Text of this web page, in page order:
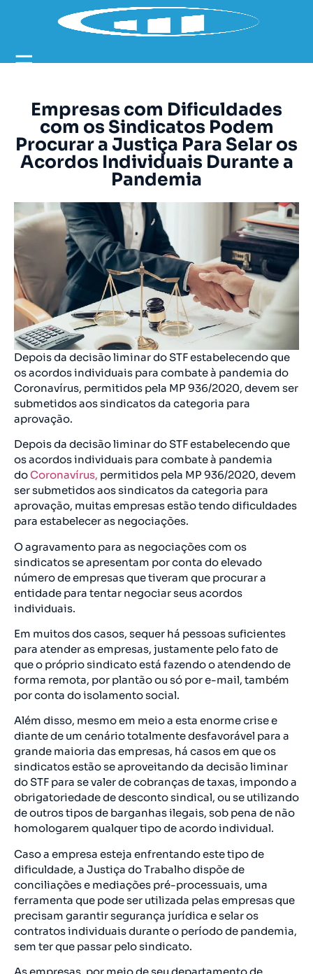
☰
Empresas com Dificuldades
com os Sindicatos Podem
Procurar a Justiça Para Selar os
Acordos Individuais Durante a
Pandemia
Depois da decisão liminar do STF estabelecendo que
os acordos individuais para combate à pandemia do
Coronavírus, permitidos pela MP 936/2020, devem ser
submetidos aos sindicatos da categoria para
aprovação.
Depois da decisão liminar do STF estabelecendo que
os acordos individuais para combate à pandemia
doCoronavírus, permitidos pela MP 936/2020, devem
ser submetidos aos sindicatos da categoria para
aprovação, muitas empresas estão tendo dificuldades
para estabelecer as negociações.
O agravamento para as negociações com os
sindicatos se apresentam por conta do elevado
número de empresas que tiveram que procurar a
entidade para tentar negociar seus acordos
individuais.
Em muitos dos casos, sequer há pessoas suficientes
para atender as empresas, justamente pelo fato de
que o próprio sindicato está fazendo o atendendo de
forma remota, por plantão ou só por e-mail, também
por conta do isolamento social.
Além disso, mesmo em meio a esta enorme crise e
diante de um cenário totalmente desfavorável para a
grande maioria das empresas, há casos em que os
sindicatos estão se aproveitando da decisão liminar
do STF para se valer de cobranças de taxas, impondo a
obrigatoriedade de desconto sindical, ou se utilizando
de outros tipos de barganhas ilegais, sob pena de não
homologarem qualquer tipo de acordo individual.
Caso a empresa esteja enfrentando este tipo de
dificuldade, a Justiça do Trabalho dispõe de
conciliações e mediações pré-processuais, uma
ferramenta que pode ser utilizada pelas empresas que
precisam garantir segurança jurídica e selar os
contratos individuais durante o período de pandemia,
sem ter que passar pelo sindicato.